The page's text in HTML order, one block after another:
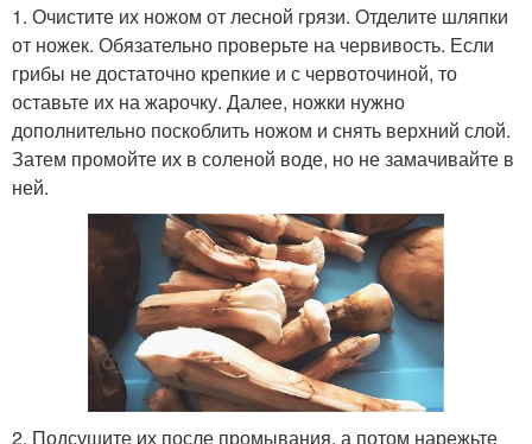
1. Очистите их ножом от лесной грязи. Отделите шляпки
от ножек. Обязательно проверьте на червивость. Если
грибы не достаточно крепкие и с червоточиной, то
оставьте их на жарочку. Далее, ножки нужно
дополнительно поскоблить ножом и снять верхний слой.
Затем промойте их в соленой воде, но не замачивайте в
ней.
2. Подсушите их после промывания, а потом нарежьте